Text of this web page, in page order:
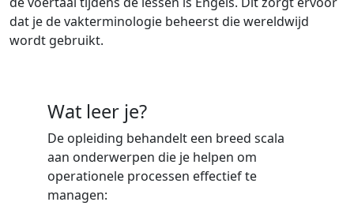
dat je de vakterminologie beheerst die wereldwijd
wordt gebruikt.
Wat leer je?
De opleiding behandelt een breed scala
aan onderwerpen die je helpen om
operationele processen effectief te
managen: